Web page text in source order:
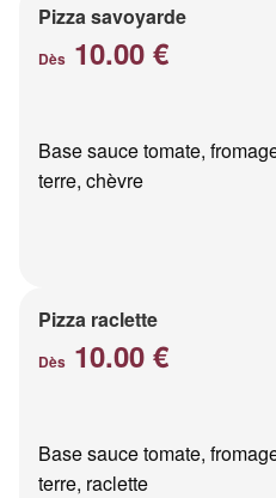
Pizza savoyarde
Dès 10.00 €
Base sauce tomate,
terre, chèvre
Pizza raclette
Dès 10.00 €
Base sauce tomate,
terre, raclette